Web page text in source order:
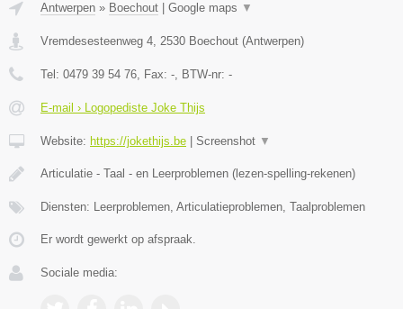
Antwerpen » Boechout Google maps ▼
Vremdesesteenweg 4, 2530 Boechout (Antwerpen)
Tel: 0479 39 54 76, Fax: -, BTW-nr: -
E-mail › Logopediste Joke Thijs
Website: https://jokethijs.be Screenshot ▼
Articulatie - Taal - en Leerproblemen (lezen-spelling-rekenen)
Diensten: Leerproblemen, Articulatieproblemen, Taalproblemen
Er wordt gewerkt op afspraak.
Sociale media: